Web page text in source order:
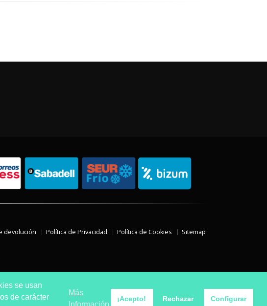
se usan
de carácter
Más
Información
¡Acepto! Rechazar Configurar
devolución Política de Privacidad Política de Cookies Sitemap